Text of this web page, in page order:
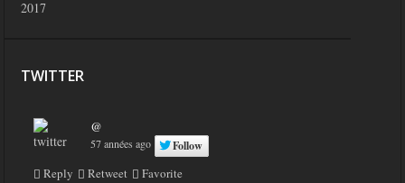
TWITTER
@
57 années ago Follow
Reply Retweet Favorite